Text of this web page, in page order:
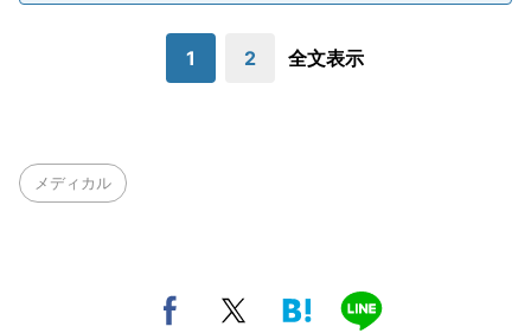
1 2 全文表示
メディカル